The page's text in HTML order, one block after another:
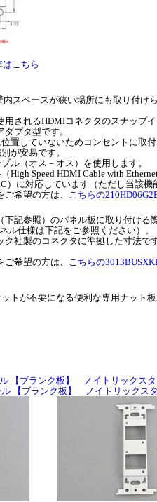
こちら
スペースが狭い場所にも取り付け
用されるHDMIコネクタのスナップ
プタ型です。
置していないためコンセントに取
が安易です。
ル（オス－オス）を使用します。
High Speed HDMI Cable with
）に対応しています（ただし当該
希望の方は、
こちらの
記参照）のパネル板に取り付け
ル仕様は下記をご参照ください）。
社製のコネクタに準拠した寸法
希望の方は、
こちらの
トが不要になる便利な専用ナット板
【ブランク板】 ノイトリックス
ル 【ブランク板】 ノイトリックス